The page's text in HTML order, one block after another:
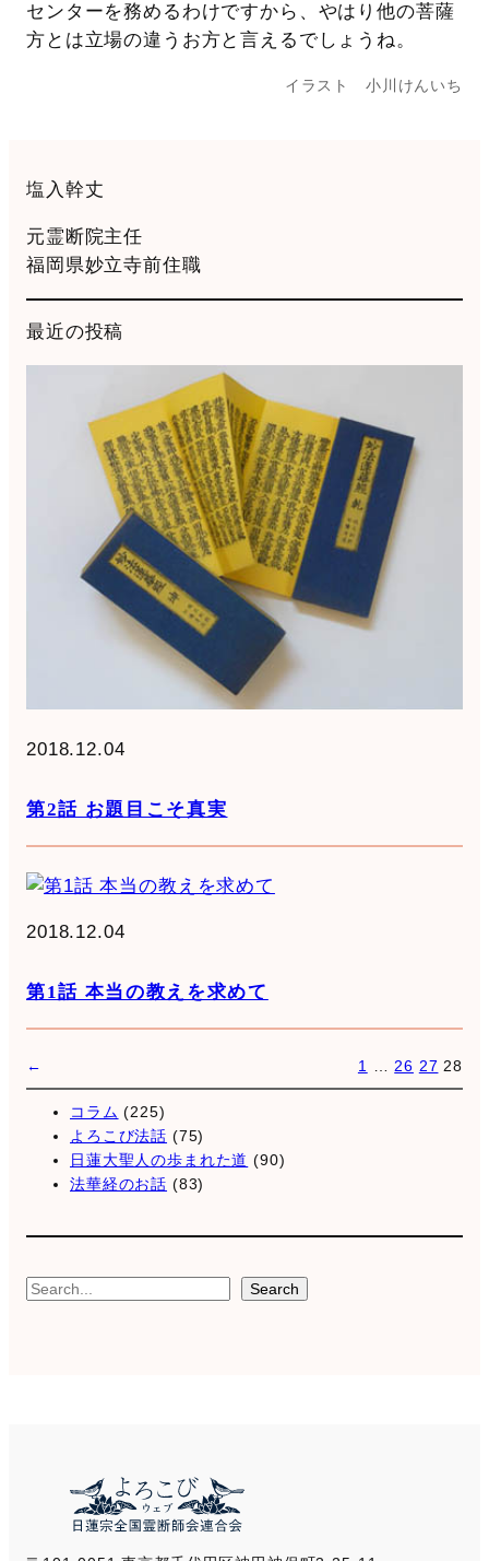
センターを務めるわけですから、やはり他の菩薩
方とは立場の違うお方と言えるでしょうね。
イラスト 小川けんいち
塩入幹丈
元霊断院主任
福岡県妙立寺前住職
最近の投稿
2018.12.04
第2話 お題目こそ真実
2018.12.04
第1話 本当の教えを求めて
← 1 … 26 27 28
コラム (225)
よろこび法話 (75)
日蓮大聖人の歩まれた道 (90)
法華経のお話 (83)
S
Search